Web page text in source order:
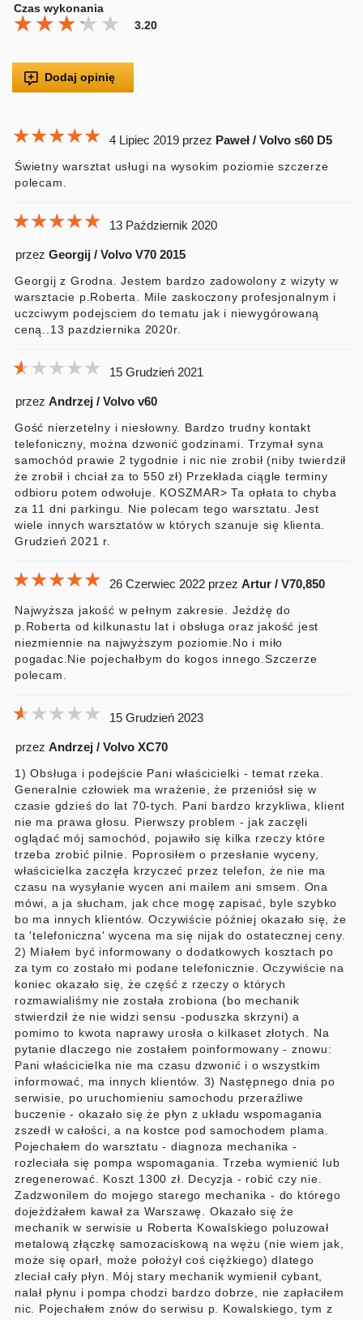
Czas wykonania
3.20
★★★★★
★★★★★
★★★★★
Dodaj opinię
★★★★★
★★★★★
★★★★★ 4 Lipiec 2019 przez Paweł / Volvo s60 D5
Świetny warsztat usługi na wysokim poziomie szczerze
polecam.
★★★★★
★★★★★
★★★★★ 13 Październik 2020
przez Georgij / Volvo V70 2015
Georgij z Grodna. Jestem bardzo zadowolony z wizyty w
warsztacie p.Roberta. Mile zaskoczony profesjonalnym i
uczciwym podejsciem do tematu jak i niewygórowaną
ceną..13 pazdziernika 2020r.
★★★★★
★★★★★
★★★★★ 15 Grudzień 2021
przez Andrzej / Volvo v60
Gość nierzetelny i niesłowny. Bardzo trudny kontakt
telefoniczny, można dzwonić godzinami. Trzymał syna
samochód prawie 2 tygodnie i nic nie zrobił (niby twierdził
że zrobił i chciał za to 550 zł) Przekłada ciągle terminy
odbioru potem odwołuje. KOSZMAR> Ta opłata to chyba
za 11 dni parkingu. Nie polecam tego warsztatu. Jest
wiele innych warsztatów w których szanuje się klienta.
Grudzień 2021 r.
★★★★★
★★★★★
★★★★★ 26 Czerwiec 2022 przez Artur / V70,850
Najwyższa jakość w pełnym zakresie. Jeżdżę do
p.Roberta od kilkunastu lat i obsługa oraz jakość jest
niezmiennie na najwyższym poziomie.No i miło
pogadac.Nie pojechałbym do kogos innego.Szczerze
polecam.
★★★★★
★★★★★
★★★★★ 15 Grudzień 2023
przez Andrzej / Volvo XC70
1) Obsługa i podejście Pani właścicielki - temat rzeka.
Generalnie człowiek ma wrażenie, że przeniósł się w
czasie gdzieś do lat 70-tych. Pani bardzo krzykliwa, klient
nie ma prawa głosu. Pierwszy problem - jak zaczęli
oglądać mój samochód, pojawiło się kilka rzeczy które
trzeba zrobić pilnie. Poprosiłem o przesłanie wyceny,
właścicielka zaczęła krzyczeć przez telefon, że nie ma
czasu na wysyłanie wycen ani mailem ani smsem. Ona
mówi, a ja słucham, jak chce mogę zapisać, byle szybko
bo ma innych klientów. Oczywiście później okazało się, że
ta 'telefoniczna' wycena ma się nijak do ostatecznej ceny.
2) Miałem być informowany o dodatkowych kosztach po
za tym co zostało mi podane telefonicznie. Oczywiście na
koniec okazało się, że część z rzeczy o których
rozmawialiśmy nie została zrobiona (bo mechanik
stwierdził że nie widzi sensu -poduszka skrzyni) a
pomimo to kwota naprawy urosła o kilkaset złotych. Na
pytanie dlaczego nie zostałem poinformowany - znowu:
Pani właścicielka nie ma czasu dzwonić i o wszystkim
informować, ma innych klientów. 3) Następnego dnia po
serwisie, po uruchomieniu samochodu przeraźliwe
buczenie - okazało się że płyn z układu wspomagania
zszedł w całości, a na kostce pod samochodem plama.
Pojechałem do warsztatu - diagnoza mechanika -
rozleciała się pompa wspomagania. Trzeba wymienić lub
zregenerować. Koszt 1300 zł. Decyzja - robić czy nie.
Zadzwonilem do mojego starego mechanika - do którego
dojeżdżałem kawał za Warszawę. Okazało się że
mechanik w serwisie u Roberta Kowalskiego poluzował
metalową złączkę samozaciskową na wężu (nie wiem jak,
może się oparł, może położył coś ciężkiego) dlatego
zleciał cały płyn. Mój stary mechanik wymienił cybant,
nalał płynu i pompa chodzi bardzo dobrze, nie zapłaciłem
nic. Pojechałem znów do serwisu p. Kowalskiego, tym z